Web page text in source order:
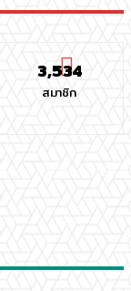
3,534
สมาชิก